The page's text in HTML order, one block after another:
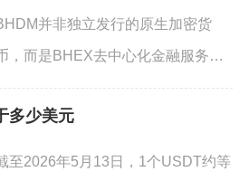
并非独立发行的原生加密货
，而是BHEX去中心化金融服务平
旗下的核心业务板块BH
多少美元
至2026年5月13日，1个USDT约等